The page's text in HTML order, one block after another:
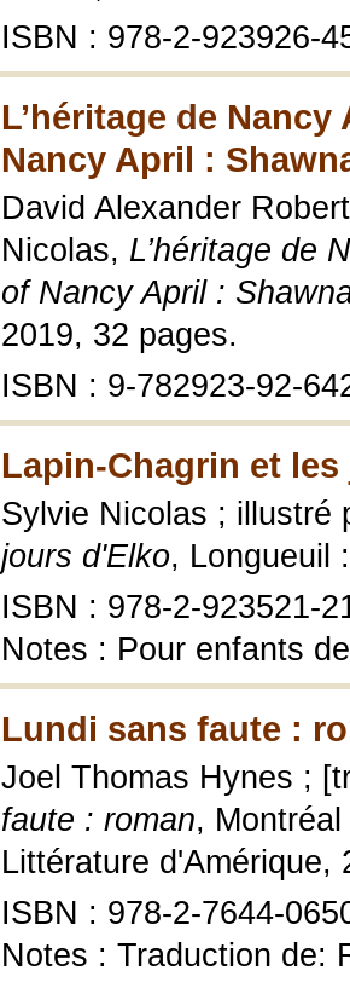
ISBN : 978-2-923926-
L’héritage de
Nancy April :
David Alexander
Nicolas, L’héritage de
of Nancy April :
2019, 32 pages.
ISBN : 9-782923-92-
Lapin-Chagrin et
Sylvie Nicolas ; illustré
jours d'Elko, Longueuil
ISBN : 978-2-923521-
Notes : Pour enfants
Lundi sans faute :
Joel Thomas Hynes ;
faute : roman,
Littérature d'Amérique,
ISBN : 978-2-7644-
Notes : Traduction de: